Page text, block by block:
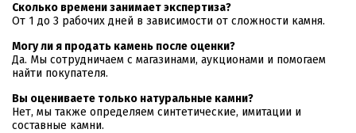
Сколько времени занимает экспертиза?
От 1 до 3 рабочих дней в зависимости от сложности камня.
Могу ли я продать камень после оценки?
Да. Мы сотрудничаем с магазинами, аукционами и помогаем
найти покупателя.
Вы оцениваете только натуральные камни?
Нет, мы также определяем синтетические, имитации и
составные камни.